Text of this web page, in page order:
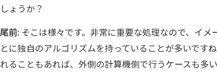
しょうか？
尾前: そこは様々です。非常に重要な処理なので、イ
とに独自のアルゴリズムを持っていることが多いです
れることもあれば、外側の計算機側で行うケースも多